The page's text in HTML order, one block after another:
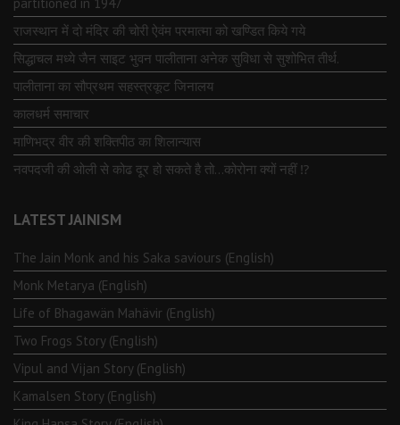
राजस्थान में दो मंदिर की चोरी ऐवंम परमात्मा को खण्डित किये गये
सिद्धाचल मध्ये जैन साइट भुवन पालीताना अनेक सुविधा से सुशोभित तीर्थ.
पालीताना का सौप्रथम सहस्त्रकूट जिनालय
कालधर्म समाचार
माणिभद्र वीर की शक्तिपीठ का शिलान्यास
नवपदजी की ओली से कोढ दूर हो सकते है तो…कोरोना क्यों नहीं ⁉️
LATEST JAINISM
The Jain Monk and his Saka saviours (English)
Monk Metarya (English)
Life of Bhagawän Mahävir (English)
Two Frogs Story (English)
Vipul and Vijan Story (English)
Kamalsen Story (English)